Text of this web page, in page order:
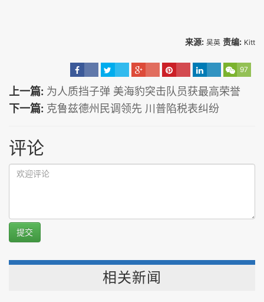
来源: 吴英 责编: Kitt
97
上一篇: 为人质挡子弹 美海豹突击队员获最高荣誉
下一篇: 克鲁兹德州民调领先 川普陷税表纠纷
评论
提交
相关新闻